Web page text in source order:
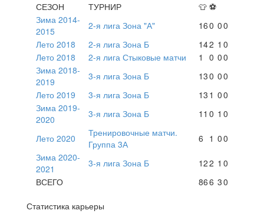
СЕЗОН
ТУРНИР 👕 ⚽
Зима 2014-
2015
2-я лига Зона "А" 160 00
Лето 2018
2-я лига Зона Б 142 1 0
Лето 2018
2-я лига Стыковые матчи 1 0 00
Зима 2018-
2019
3-я лига Зона Б 130 00
Лето 2019
3-я лига Зона Б 13 1 00
Зима 2019-
2020
3-я лига Зона Б 11 0 1 0
Лето 2020
Тренировочные матчи.
Группа 3А
6 1 00
Зима 2020-
2021
3-я лига Зона Б 122 1 0
ВСЕГО
866 30
Статистика карьеры